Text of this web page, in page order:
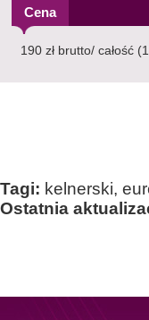
Cena
190 zł brutto/ całość
Tagi: kelnerski,
Ostatnia